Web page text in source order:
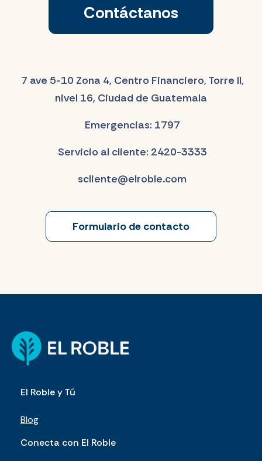
Contáctanos
7 ave 5-10 Zona 4, Centro Financiero, Torre II,
nivel 16, Ciudad de Guatemala
Emergencias: 1797
Servicio al cliente: 2420-3333
scliente@elroble.com
Formulario de contacto
El Roble y Tú
Blog
Conecta con El Roble